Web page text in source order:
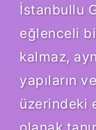
İstanbullu
eğlenceli
kalmaz,
yapıların
üzerindeki